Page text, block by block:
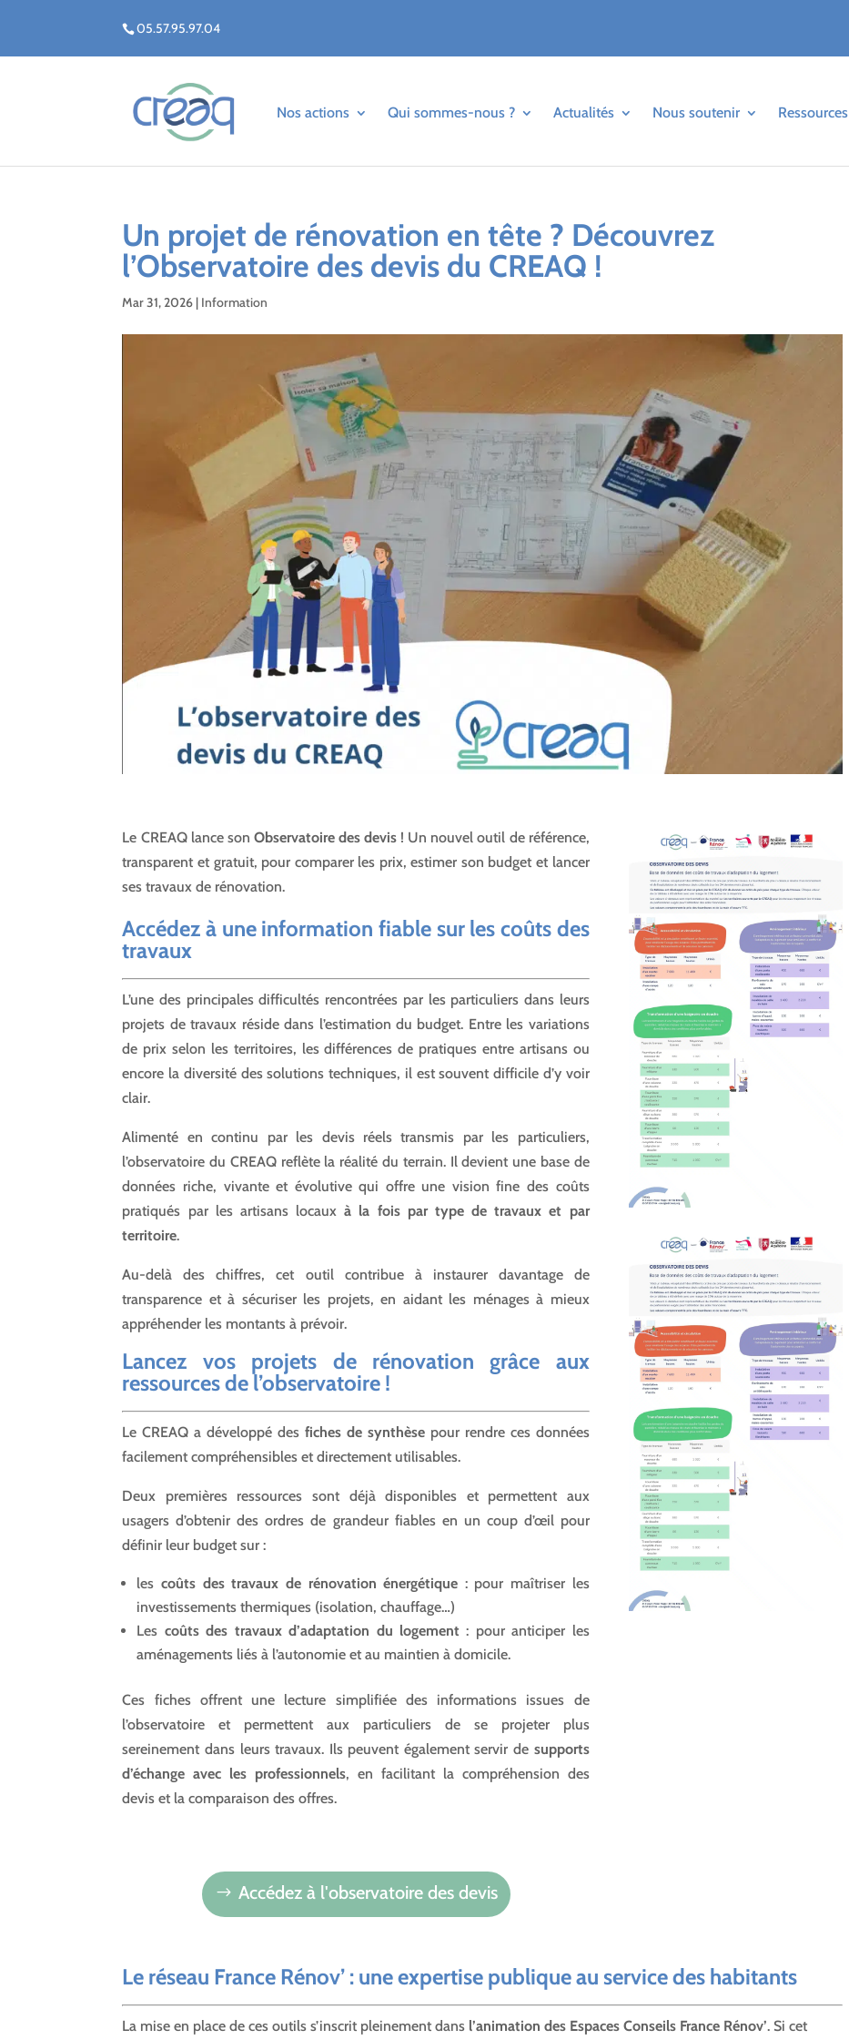
05.57.95.97.04
Nos actions Qui sommes-nous ? Actualités Nous soutenir Ressources
Un projet de rénovation en tête ? Découvrez
l’Observatoire des devis du CREAQ !
Mar 31, 2026 | Information
Le CREAQ lance son Observatoire des devis ! Un nouvel outil de référence,
transparent et gratuit, pour comparer les prix, estimer son budget et lancer
ses travaux de rénovation.
Accédez à une information fiable sur les coûts des
travaux
L’une des principales difficultés rencontrées par les particuliers dans leurs
projets de travaux réside dans l’estimation du budget. Entre les variations
de prix selon les territoires, les différences de pratiques entre artisans ou
encore la diversité des solutions techniques, il est souvent difficile d’y voir
clair.
Alimenté en continu par les devis réels transmis par les particuliers,
l’observatoire du CREAQ reflète la réalité du terrain. Il devient une base de
données riche, vivante et évolutive qui offre une vision fine des coûts
pratiqués par les artisans locauxà la fois par type de travaux et par
territoire.
Au-delà des chiffres, cet outil contribue à instaurer davantage de
transparence et à sécuriser les projets, en aidant les ménages à mieux
appréhender les montants à prévoir.
Lancez vos projets de rénovation grâce aux
ressources de l’observatoire !
Le CREAQ a développé desfiches de synthèsepour rendre ces données
facilement compréhensibles et directement utilisables.
Deux premières ressources sont déjà disponibles et permettent aux
usagers d’obtenir des ordres de grandeur fiables en un coup d’œil pour
définir leur budget sur :
lescoûts des travaux de rénovation énergétique : pour maîtriser les
investissements thermiques (isolation, chauffage…)
Les coûts des travaux d’adaptation du logement : pour anticiper les
aménagements liés à l’autonomie et au maintien à domicile.
Ces fiches offrent une lecture simplifiée des informations issues de
l’observatoire et permettent aux particuliers de se projeter plus
sereinement dans leurs travaux. Ils peuvent également servir de supports
d’échange avec les professionnels, en facilitant la compréhension des
devis et la comparaison des offres.
Accédez à l'observatoire des devis
Le réseau France Rénov’ : une expertise publique au service des habitants
La mise en place de ces outils s’inscrit pleinement dans l’animation des Espaces Conseils France Rénov’. Si cet